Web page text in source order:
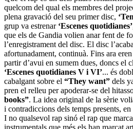
quelcom del qual els membres del
plena gravació del seu primer disc,
grup va estrenar ‘Escenes quotidianes’
que els de Gandia volien anar fent de
l’enregistrament del disc. El disc
afortunadament, continuà. Fins ara
partir d’avui en sumem dues, doncs el
‘Escenes quotidianes V i VI’... és
cabalgant sobre el “They want” dels
pren el relleu per apoderar-se del
books”. La idea original de la sèrie
i contradiccions dels temps presents,
I no qualsevol rap sinó el rap que